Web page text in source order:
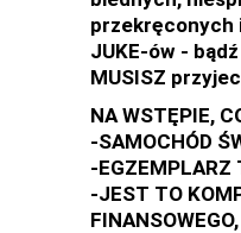
przekręconych
JUKE-ów -
MUSISZ
NA WSTĘPIE,
-SAMOCHÓD
-EGZEMPLARZ
-JEST TO